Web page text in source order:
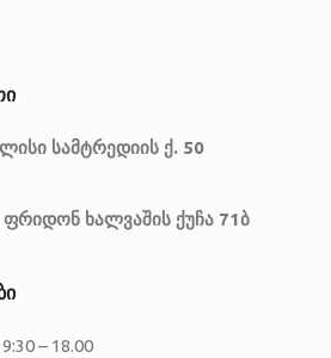
სამტრედიის ქ. 50
ფრიდონ ხალვაშის ქუჩა 71ბ
– 18.00